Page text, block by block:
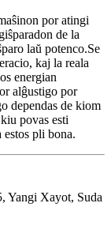
por atingi
de la
laŭ potenco.Se
kaj la reala
energian
alĝustigo por
dependas de kiom
povas esti
estos pli bona.
Yangi Xayot, Suda